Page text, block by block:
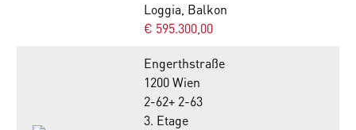
Loggia, Balkon
€ 595.300,00
Engerthstraße
1200 Wien
2-62+ 2-63
3. Etage